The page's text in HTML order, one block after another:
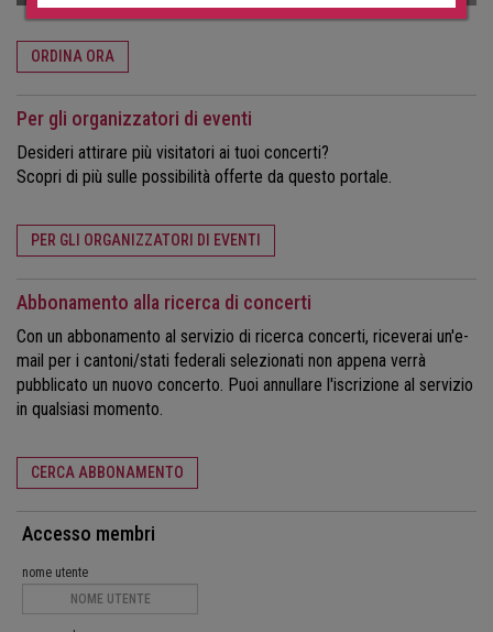
ORDINA ORA
Per gli organizzatori di eventi
Desideri attirare più visitatori ai tuoi concerti?
Scopri di più sulle possibilità offerte da questo portale.
PER GLI ORGANIZZATORI DI EVENTI
Abbonamento alla ricerca di concerti
Con un abbonamento al servizio di ricerca concerti, riceverai un'e-
mail per i cantoni/stati federali selezionati non appena verrà
pubblicato un nuovo concerto. Puoi annullare l'iscrizione al servizio
in qualsiasi momento.
CERCA ABBONAMENTO
Accesso membri
nome utente